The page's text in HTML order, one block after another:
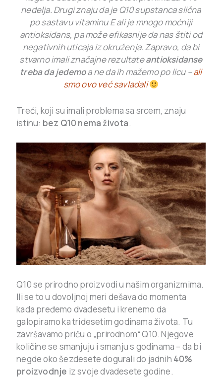
nedelja. Drugi znaju da je Q10 supstanca slična
po sastavu vitaminu E ali je mnogo moćniji
antioksidans, pa može efikasnije da nas štiti od
negativnih uticaja iz okruženja. Zapravo, da bi
stvarno imali značajne rezultateantioksidanse
treba da jedemoa ne da ih mažemo po licu –ali
smo ovo već savladali
Treći, koji su imali problema sa srcem, znaju
istinu: bez Q10 nema života.
Q10 se prirodno proizvodi u našim organizmima.
Ili se to u dovoljnoj meri dešava do momenta
kada pređemo dvadesetu i krenemo da
galopiramo ka tridesetim godinama života. Tu
završavamo priču o „prirodnom“ Q10. Njegove
količine se smanjuju i smanju s godinama – da bi
negde oko šezdesete dogurali do jadnih 40%
proizvodnje iz svoje dvadesete godine.